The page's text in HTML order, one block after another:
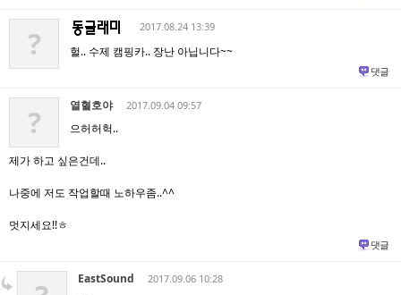
? 2017.08.24 13:39
헐.. 수제 캠핑카.. 장난 아닙니다~~
댓글
? 열혈호야 2017.09.04 09:57
으허허헉..
제가 하고 싶은건데..
나중에 저도 작업할때 노하우좀..^^
멋지세요!!ㅎ
댓글
EastSound 2017.09.06 10:28